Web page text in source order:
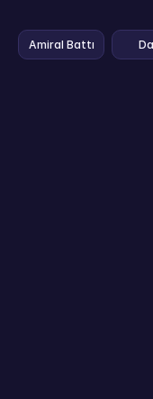
Amiral Battı